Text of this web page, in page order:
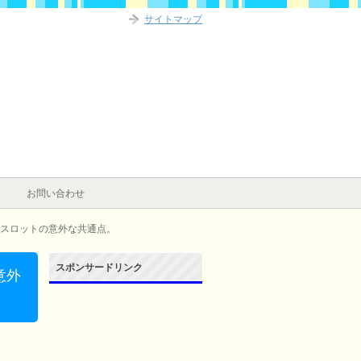
お問い合わせ
ロットの意外な共通点。
外
スポンサードリンク
サイトマップ